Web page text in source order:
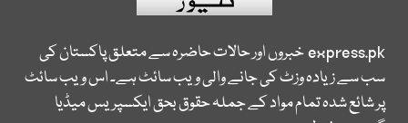
express.pkخبروں اور حالات حاضرہ سے متعلق پاکستان کی
سب سے زیادہ وزٹ کی جانے والی ویب سائٹ ہے۔ اس ویب سائٹ
پر شائع شدہ تمام مواد کے جملہ حقوق بحق ایکسپریس میڈیا